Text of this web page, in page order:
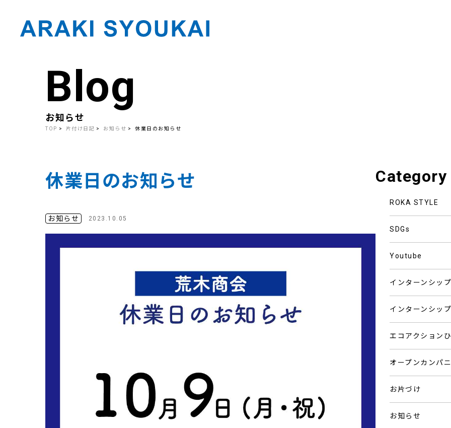
Blog
お知らせ
TOP 片付け日記 お知らせ 休業日のお知らせ
休業日のお知らせ
お知らせ 2023.10.05
Category
ROKA STYLE
SDGs
Youtube
インターンシップ
インターンシップ
エコアクション
オープンカンパ
お片づけ
お知らせ